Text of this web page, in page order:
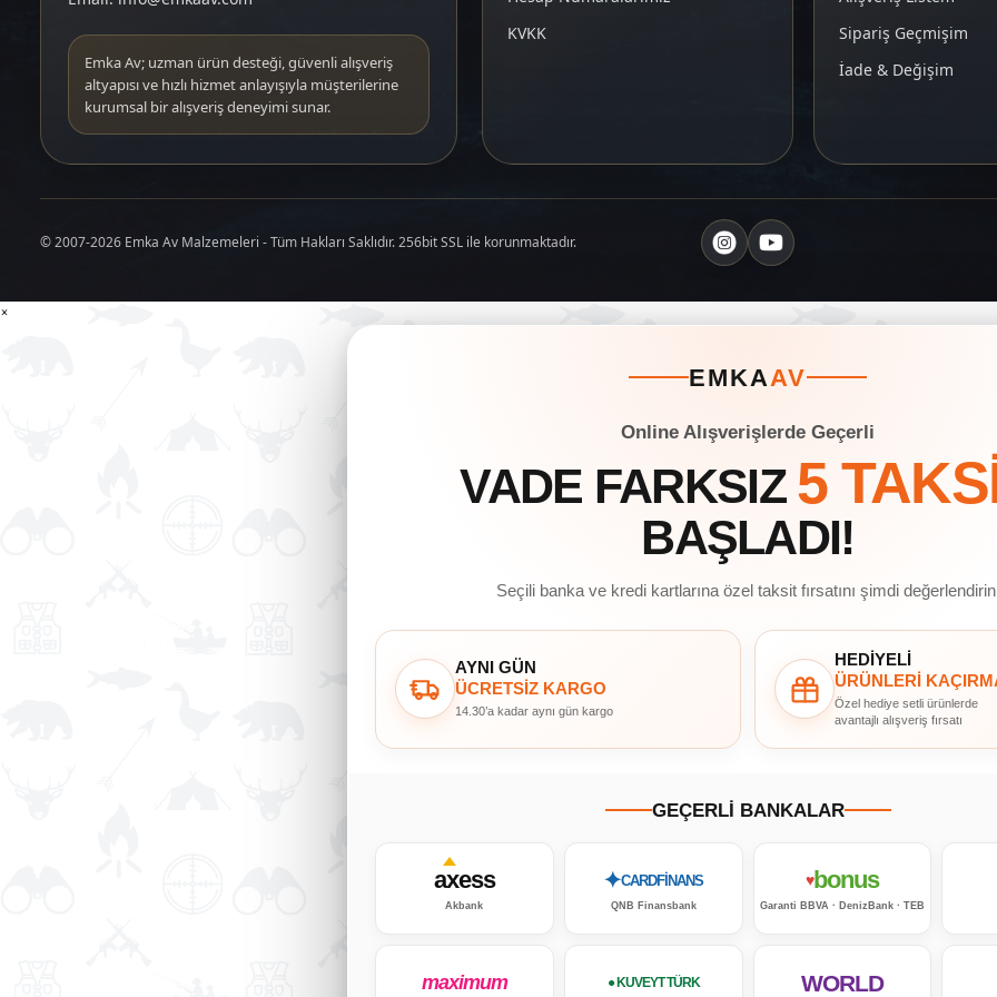
Emka Av; uzman ürün desteği, güvenli alışveriş
altyapısı ve hızlı hizmet anlayışıyla müşterilerine
kurumsal bir alışveriş deneyimi sunar.
KVKK
Sipariş Geçmişim
İade & Değişim
© 2007-2026 Emka Av Malzemeleri - Tüm Hakları Saklıdır. 256bit SSL ile korunmaktadır.
×
EMKAAV
Online Alışverişlerde Geçerli
VADE FARKSIZ 5
BAŞLADI!
Seçili banka ve kredi kartlarına özel taksit fırsatını şimdi
AYNI GÜN
ÜCRETSİZ KARGO
14.30’a kadar aynı gün kargo
HEDİYELİ
ÜRÜNLERİ
Özel hediye setli ürünlerde
avantajlı alışveriş fırsatı
GEÇERLİ BANKALAR
axess
Akbank
✦CARDFİNANS
QNB Finansbank
♥bonus
Garanti BBVA · DenizBank · TEB
maximum ● KUVEYT TÜRK WORLD